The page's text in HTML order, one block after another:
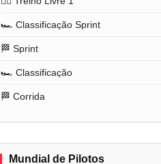
🏎️ Classificação Sprint
🏁 Sprint
🏎️ Classificação
🏁 Corrida
Mundial de Pilotos